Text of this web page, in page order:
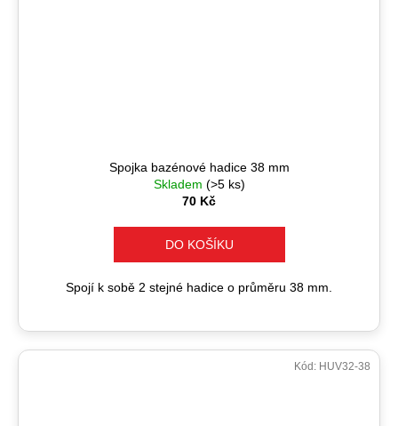
Spojka bazénové hadice 38 mm
Skladem (>5 ks)
70 Kč
DO KOŠÍKU
Spojí k sobě 2 stejné hadice o průměru 38 mm.
Kód: HUV32-38